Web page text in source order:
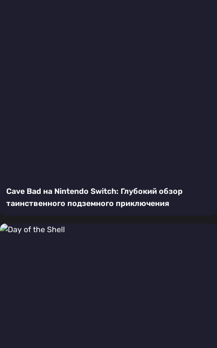
Cave Bad на Nintendo Switch: Глубокий обзор
таинственного подземного приключения